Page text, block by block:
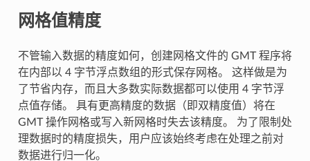
网格值精度
不管输入数据的精度如何，创建网格文件的 GMT 程序将
在内部以 4 字节浮点数组的形式保存网格。 这样做是为
了节省内存，而且大多数实际数据都可以使用 4 字节浮
点值存储。 具有更高精度的数据（即双精度值）将在
GMT 操作网格或写入新网格时失去该精度。 为了限制处
理数据时的精度损失，用户应该始终考虑在处理之前对
数据进行归一化。